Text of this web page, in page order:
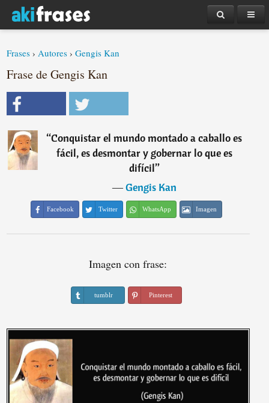
Frases ›Autores ›Gengis Kan
Frase de Gengis Kan
“Conquistar el mundo montado a caballo es
fácil, es desmontar y gobernar lo que es
difícil”
―Gengis Kan
Facebook Twitter WhatsApp Imagen
Imagen con frase:
tumblr Pinterest